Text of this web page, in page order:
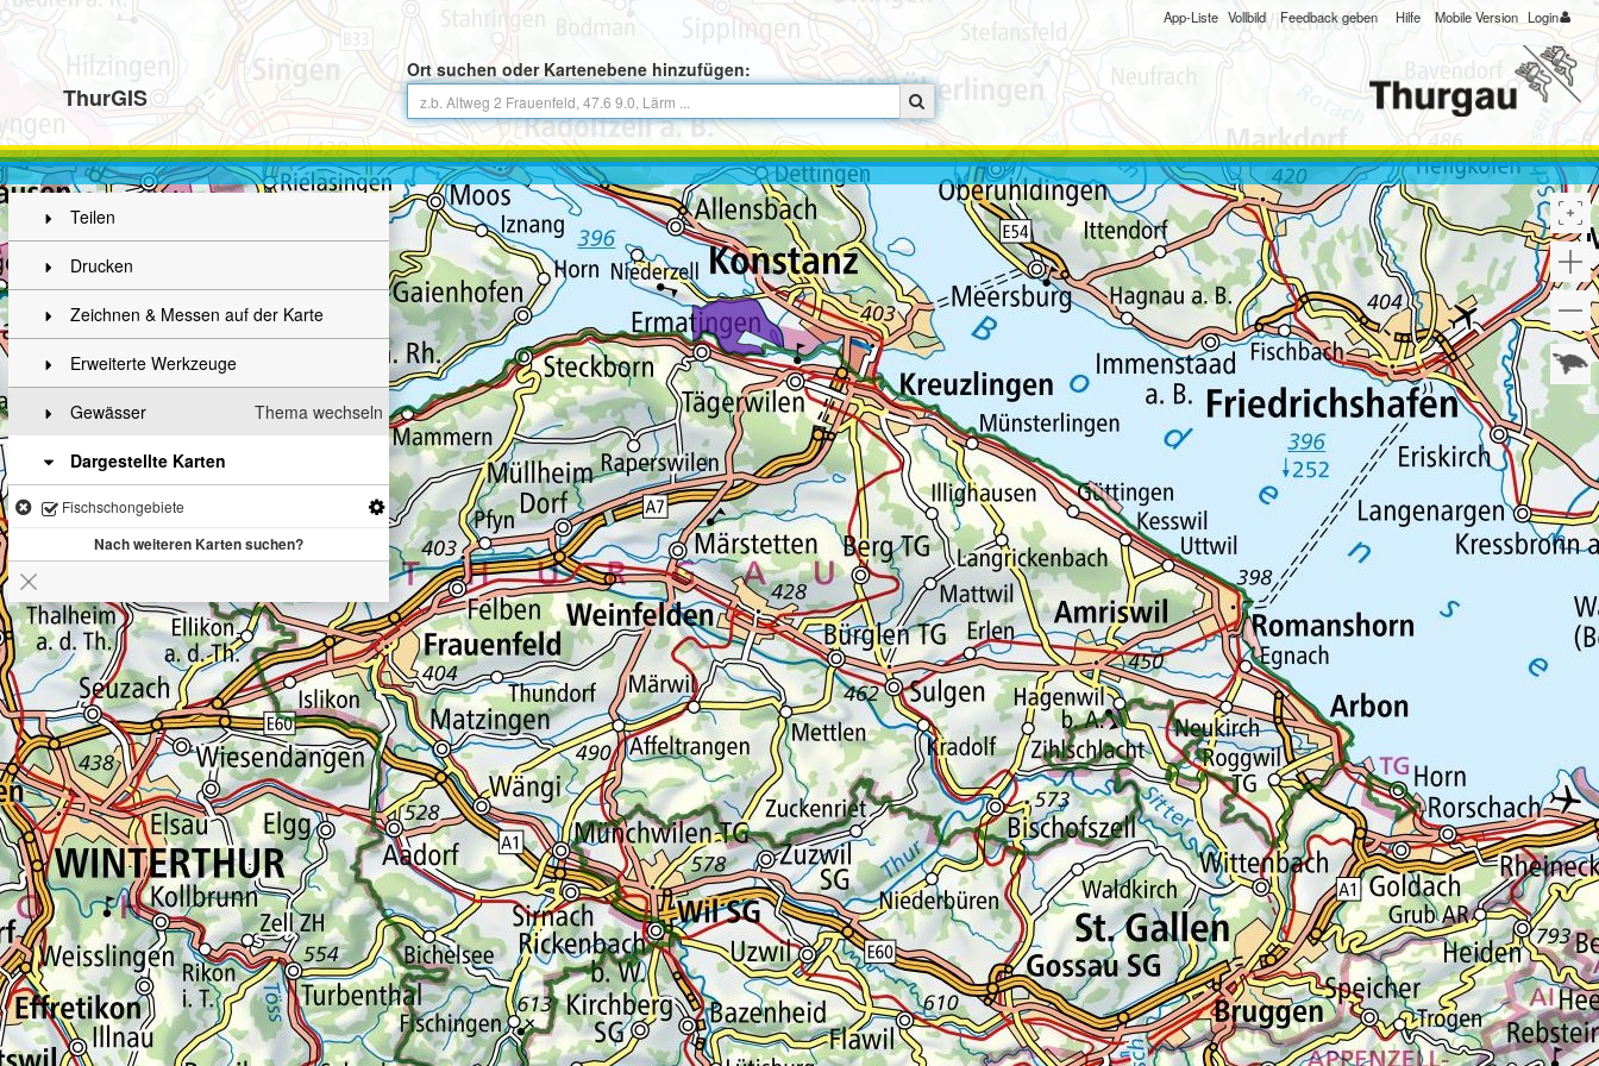
ThurGIS
Ort suchen oder Kartenebene hinzufügen:
App-Liste Vollbild Feedback geben Hilfe Mobile Version Login
Teilen
Drucken
Zeichnen & Messen auf der Karte
Erweiterte Werkzeuge
Thema wechseln
Gewässer
Dargestellte Karten
Fischschongebiete
Nach weiteren Karten suchen?